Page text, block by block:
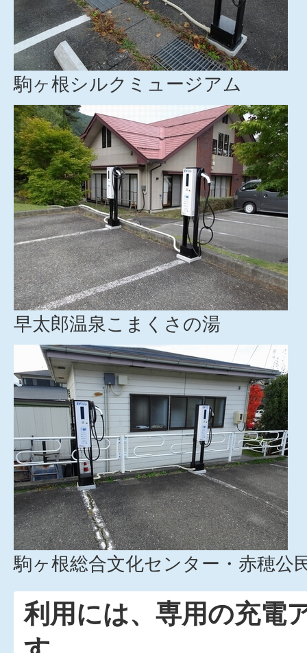
駒ヶ根シルクミュージアム
早太郎温泉こまくさの湯
駒ヶ根総合文化センター・赤穂公
利用には、専用の充電